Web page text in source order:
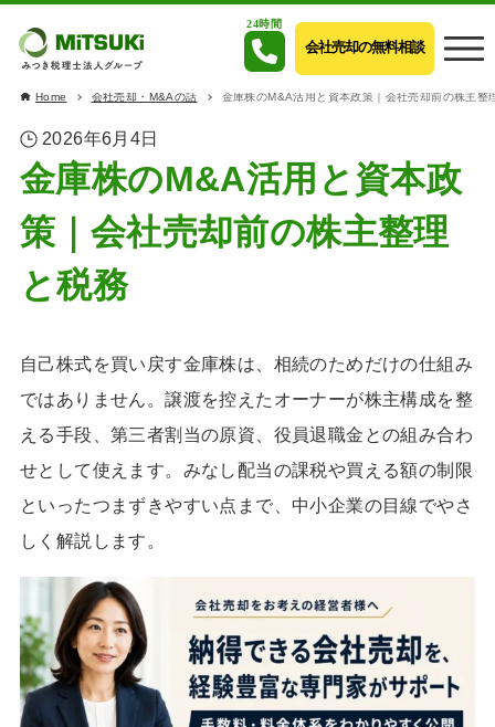
24時間
会社売却の無料相談
Home 会社売却・M&Aの話 金庫株のM&A活用と資本政策｜会社売却前の株主整
2026年6月4日
金庫株のM&A活用と資本政
策｜会社売却前の株主整理
と税務
自己株式を買い戻す金庫株は、相続のためだけの仕組み
ではありません。譲渡を控えたオーナーが株主構成を整
える手段、第三者割当の原資、役員退職金との組み合わ
せとして使えます。みなし配当の課税や買える額の制限
といったつまずきやすい点まで、中小企業の目線でやさ
しく解説します。